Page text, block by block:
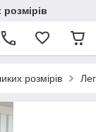
розмірів